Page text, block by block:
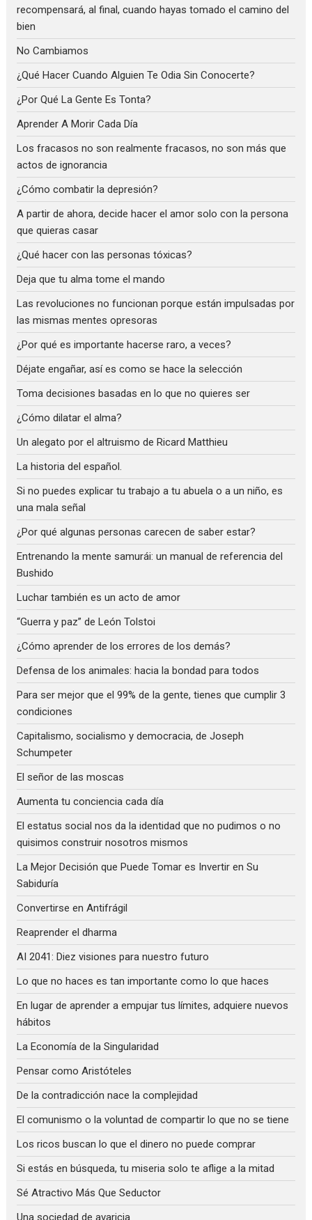
recompensará, al final, cuando hayas tomado el camino del
bien
No Cambiamos
¿Qué Hacer Cuando Alguien Te Odia Sin Conocerte?
¿Por Qué La Gente Es Tonta?
Aprender A Morir Cada Día
Los fracasos no son realmente fracasos, no son más que
actos de ignorancia
¿Cómo combatir la depresión?
A partir de ahora, decide hacer el amor solo con la persona
que quieras casar
¿Qué hacer con las personas tóxicas?
Deja que tu alma tome el mando
Las revoluciones no funcionan porque están impulsadas por
las mismas mentes opresoras
¿Por qué es importante hacerse raro, a veces?
Déjate engañar, así es como se hace la selección
Toma decisiones basadas en lo que no quieres ser
¿Cómo dilatar el alma?
Un alegato por el altruismo de Ricard Matthieu
La historia del español.
Si no puedes explicar tu trabajo a tu abuela o a un niño, es
una mala señal
¿Por qué algunas personas carecen de saber estar?
Entrenando la mente samurái: un manual de referencia del
Bushido
Luchar también es un acto de amor
“Guerra y paz” de León Tolstoi
¿Cómo aprender de los errores de los demás?
Defensa de los animales: hacia la bondad para todos
Para ser mejor que el 99% de la gente, tienes que cumplir 3
condiciones
Capitalismo, socialismo y democracia, de Joseph
Schumpeter
El señor de las moscas
Aumenta tu conciencia cada día
El estatus social nos da la identidad que no pudimos o no
quisimos construir nosotros mismos
La Mejor Decisión que Puede Tomar es Invertir en Su
Sabiduría
Convertirse en Antifrágil
Reaprender el dharma
AI 2041: Diez visiones para nuestro futuro
Lo que no haces es tan importante como lo que haces
En lugar de aprender a empujar tus límites, adquiere nuevos
hábitos
La Economía de la Singularidad
Pensar como Aristóteles
De la contradicción nace la complejidad
El comunismo o la voluntad de compartir lo que no se tiene
Los ricos buscan lo que el dinero no puede comprar
Si estás en búsqueda, tu miseria solo te aflige a la mitad
Sé Atractivo Más Que Seductor
Una sociedad de avaricia